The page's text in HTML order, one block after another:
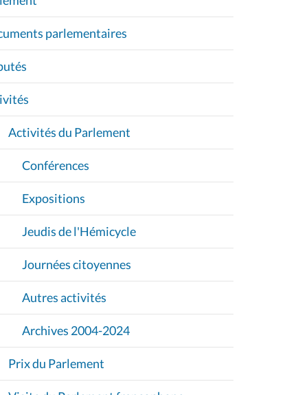
parlementaires
Activités du Parlement
Conférences
Expositions
Jeudis de l'Hémicycle
Journées citoyennes
Autres activités
Archives 2004-2024
Prix du Parlement